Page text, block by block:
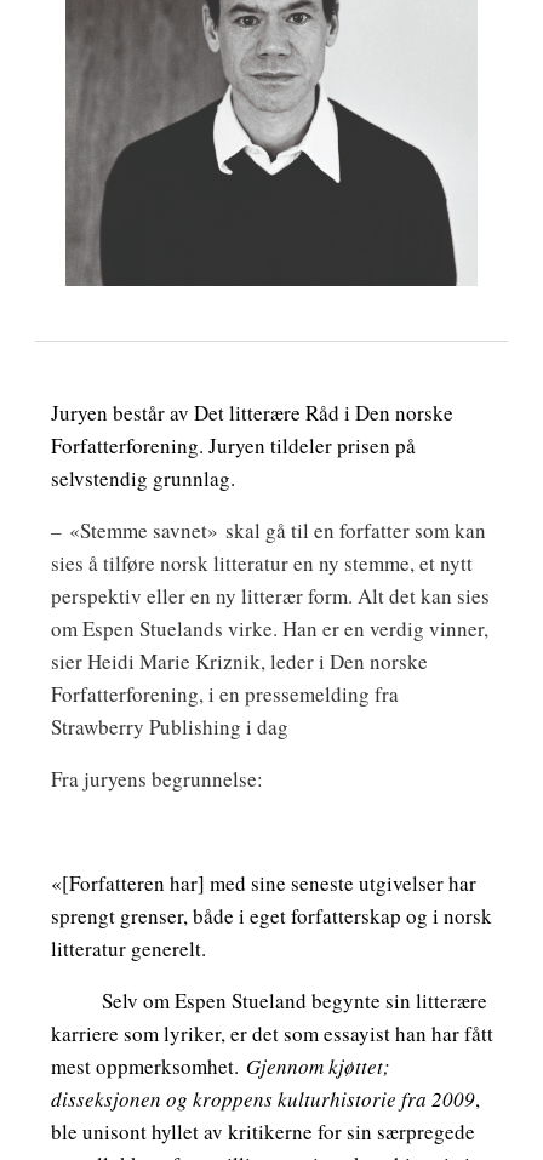
Juryen består av Det litterære Råd i Den norske
Forfatterforening. Juryen tildeler prisen på
selvstendig grunnlag.
– «Stemme savnet» skal gå til en forfatter som kan
sies å tilføre norsk litteratur en ny stemme, et nytt
perspektiv eller en ny litterær form. Alt det kan sies
om Espen Stuelands virke. Han er en verdig vinner,
sier Heidi Marie Kriznik, leder i Den norske
Forfatterforening, i en pressemelding fra
Strawberry Publishing i dag
Fra juryens begrunnelse:
«[Forfatteren har] med sine seneste utgivelser har
sprengt grenser, både i eget forfatterskap og i norsk
litteratur generelt.
Selv om Espen Stueland begynte sin litterære
karriere som lyriker, er det som essayist han har fått
mest oppmerksomhet. Gjennom kjøttet;
disseksjonen og kroppens kulturhistorie fra 2009,
ble unisont hyllet av kritikerne for sin særpregede